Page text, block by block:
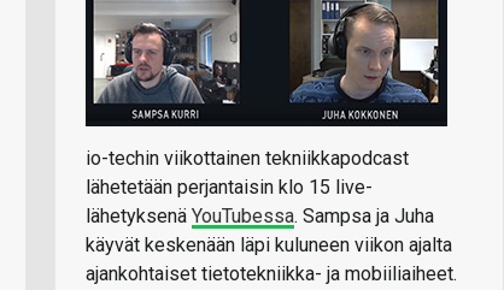
io-techin viikottainen tekniikkapodcast
lähetetään perjantaisin klo 15 live-
lähetyksenä YouTubessa. Sampsa ja Juha
käyvät keskenään läpi kuluneen viikon ajalta
ajankohtaiset tietotekniikka- ja mobiiliaiheet.